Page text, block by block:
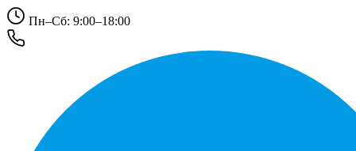
Пн–Сб: 9:00–18:00